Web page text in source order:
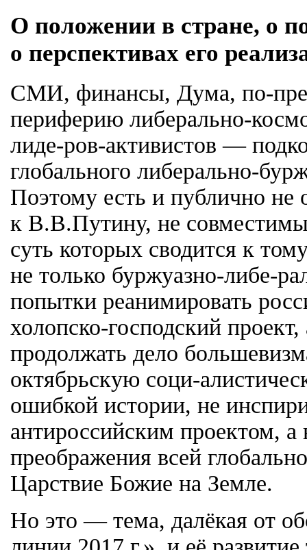
О положении в стране, о
о перспективах его
СМИ, финансы, Дума, по-
периферию либерально-
лиде-ров-активистов —
глобального либерально-
Поэтому есть и публично не
к В.В.Путину, не
суть которых сводится к
не только буржуазно-либе-
попытки реанимировать
холопско-господский
продолжать дело
октябрьскую соци-
ошибкой истории, не
антироссийским проектом, а
преображения всей
Царствие Божие на Земле.
Но это — тема, далёкая от